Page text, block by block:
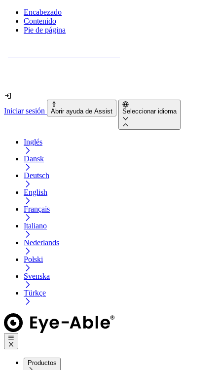
Encabezado
Contenido
Pie de página
Iniciar sesión Abrir ayuda de Assist Seleccionar idioma
Inglés
Dansk
Deutsch
English
Français
Italiano
Nederlands
Polski
Svenska
Türkçe
Productos